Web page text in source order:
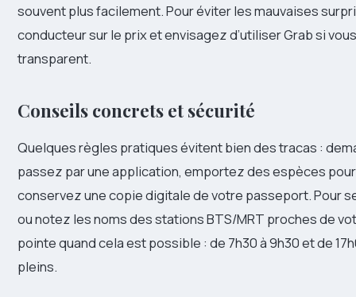
souvent plus facilement. Pour éviter les mauvaises
conducteur sur le prix et envisagez d’utiliser Grab si
transparent.
Conseils concrets et sécurité
Quelques règles pratiques évitent bien des tracas :
passez par une application, emportez des espèces
conservez une copie digitale de votre passeport. Pour
ou notez les noms des stations BTS/MRT proches de
pointe quand cela est possible : de 7h30 à 9h30 et de
pleins.